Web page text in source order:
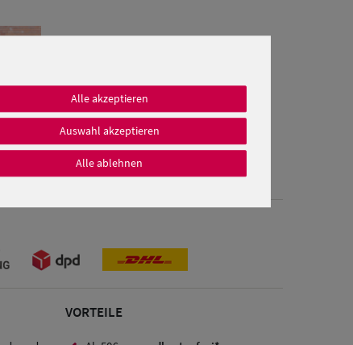
VORTEILE
Alle akzeptieren
Auswahl akzeptieren
Alle ablehnen